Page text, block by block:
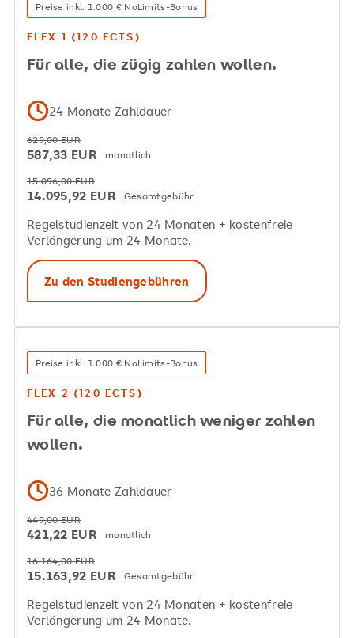
Preise inkl. 1.000 € NoLimits-Bonus
FLEX 1 (120 ECTS)
Für alle, die zügig zahlen wollen.
24 Monate Zahldauer
629,00 EUR
587,33 EUR monatlich
15.096,00 EUR
14.095,92 EUR Gesamtgebühr
Regelstudienzeit von 24 Monaten + kostenfreie
Verlängerung um 24 Monate.
Zu den Studiengebühren
Preise inkl. 1.000 € NoLimits-Bonus
FLEX 2 (120 ECTS)
Für alle, die monatlich weniger zahlen
wollen.
36 Monate Zahldauer
449,00 EUR
421,22 EUR monatlich
16.164,00 EUR
15.163,92 EUR Gesamtgebühr
Regelstudienzeit von 24 Monaten + kostenfreie
Verlängerung um 24 Monate.